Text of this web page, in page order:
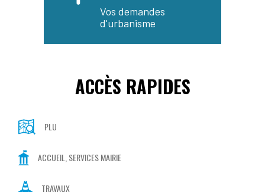
Vos demandes
d'urbanisme
ACCÈS RAPIDES
PLU
ACCUEIL, SERVICES MAIRIE
TRAVAUX